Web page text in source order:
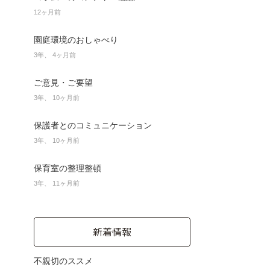
12ヶ月前
園庭環境のおしゃべり
3年、 4ヶ月前
ご意見・ご要望
3年、 10ヶ月前
保護者とのコミュニケーション
3年、 10ヶ月前
保育室の整理整頓
3年、 11ヶ月前
新着情報
不親切のススメ